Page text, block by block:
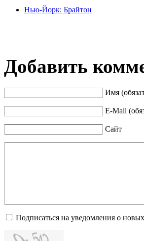
Нью-Йорк: Брайтон
Добавить
Имя
E-Mail
Сайт
Подписаться на уведомления о